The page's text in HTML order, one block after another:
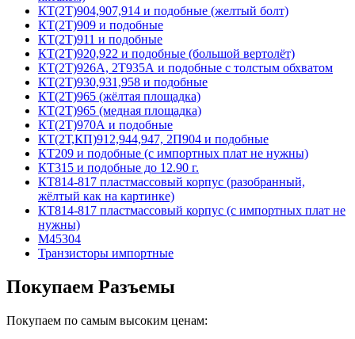
КТ(2Т)904,907,914 и подобные (желтый болт)
КТ(2Т)909 и подобные
КТ(2Т)911 и подобные
КТ(2Т)920,922 и подобные (большой вертолёт)
КТ(2Т)926А, 2Т935А и подобные с толстым обхватом
КТ(2Т)930,931,958 и подобные
КТ(2Т)965 (жёлтая площадка)
КТ(2Т)965 (медная площадка)
КТ(2Т)970А и подобные
КТ(2Т,КП)912,944,947, 2П904 и подобные
КТ209 и подобные (с импортных плат не нужны)
КТ315 и подобные до 12.90 г.
КТ814-817 пластмассовый корпус (разобранный,
жёлтый как на картинке)
КТ814-817 пластмассовый корпус (с импортных плат не
нужны)
М45304
Транзисторы импортные
Покупаем Разъемы
Покупаем по самым высоким ценам: